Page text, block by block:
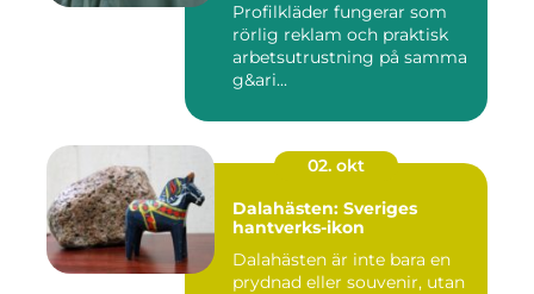
Profilkläder fungerar som
rörlig reklam och praktisk
arbetsutrustning på samma
g&ari...
02. okt
Dalahästen: Sveriges
hantverks-ikon
Dalahästen är inte bara en
prydnad eller souvenir, utan